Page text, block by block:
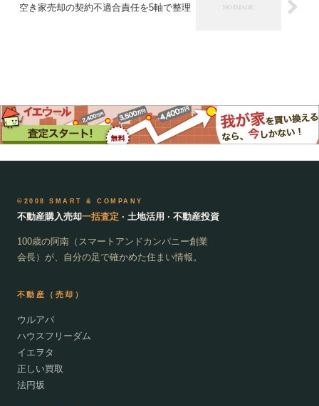
空き家売却の契約不適合責任を5軸で整理
©2008 SMART & COMPANY
不動産購入売却一括査定 · 土地活用 · 不動産投資
100歳の阿南（スマートアンドカンパニー創業
会長）が、自分の足で確かめた住まい情報。
不動産（売却）
ウルアパ
ハウスフリーダム
イエヲタ
正しい買取
法円坂